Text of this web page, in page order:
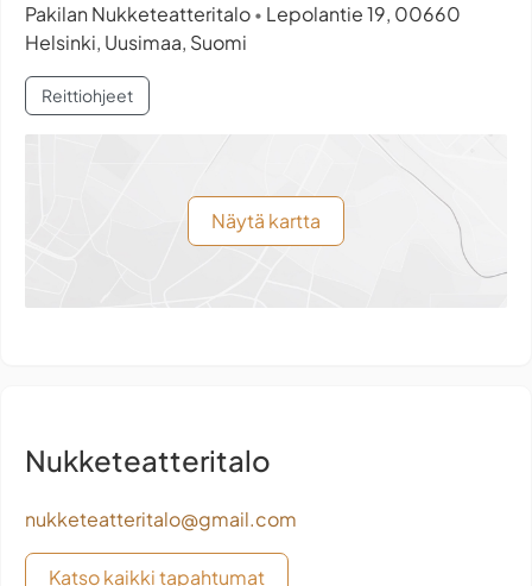
Pakilan Nukketeatteritalo • Lepolantie 19, 00660
Helsinki, Uusimaa, Suomi
Reittiohjeet
Näytä kartta
Nukketeatteritalo
nukketeatteritalo@gmail.com
Katso kaikki tapahtumat